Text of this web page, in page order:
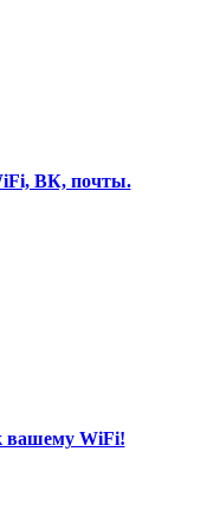
ВК, почты.
вашему WiFi!